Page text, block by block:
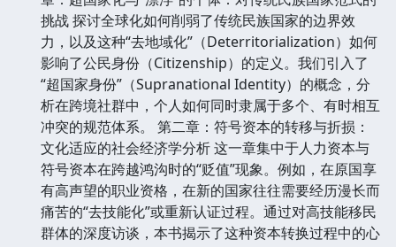
挑战 探讨全球化如何削弱了传统民族国家的边界效
力，以及这种“去地域化”（Deterritorialization）如何
影响了公民身份（Citizenship）的定义。我们引入了
“超国家身份”（Supranational Identity）的概念，分
析在跨境社群中，个人如何同时隶属于多个、有时相互
冲突的规范体系。 第二章：符号资本的转移与折损：
文化适应的社会经济学分析 这一章集中于人力资本与
符号资本在跨越鸿沟时的“贬值”现象。例如，在原国享
有高声望的职业资格，在新的国家往往需要经历漫长而
痛苦的“去技能化”或重新认证过程。通过对高技能移民
群体的深度访谈，本书揭示了这种资本转换过程中的心